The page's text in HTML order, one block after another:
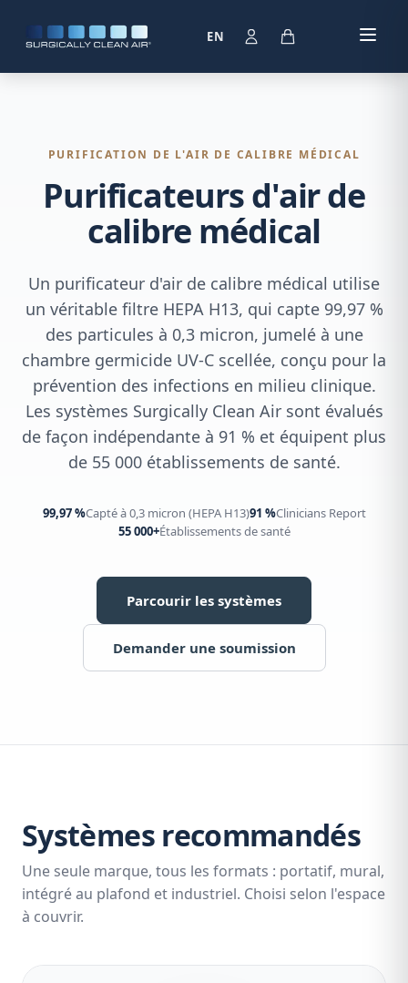
EN
PURIFICATION DE L'AIR DE CALIBRE MÉDICAL
Purificateurs d'air de
calibre médical
Un purificateur d'air de calibre médical utilise
un véritable filtre HEPA H13, qui capte 99,97 %
des particules à 0,3 micron, jumelé à une
chambre germicide UV-C scellée, conçu pour la
prévention des infections en milieu clinique.
Les systèmes Surgically Clean Air sont évalués
de façon indépendante à 91 % et équipent plus
de 55 000 établissements de santé.
99,97 %Capté à 0,3 micron (HEPA H13)91 %Clinicians Report
55 000+Établissements de santé
Parcourir les systèmes
Demander une soumission
Systèmes recommandés
Une seule marque, tous les formats : portatif, mural,
intégré au plafond et industriel. Choisi selon l'espace
à couvrir.